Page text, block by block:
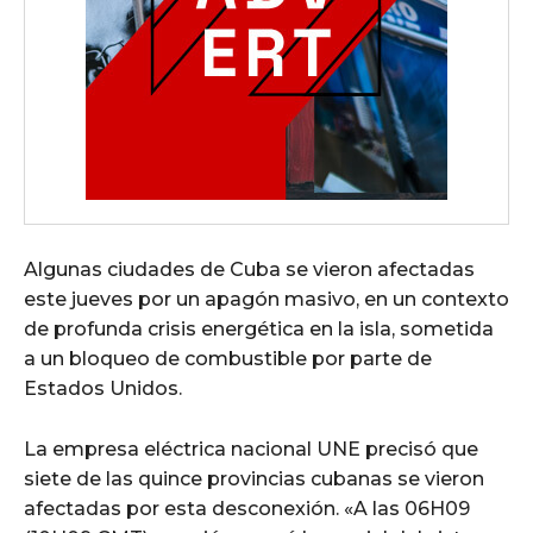
Algunas ciudades de Cuba se vieron afectadas
este jueves por un apagón masivo, en un contexto
de profunda crisis energética en la isla, sometida
a un bloqueo de combustible por parte de
Estados Unidos.
La empresa eléctrica nacional UNE precisó que
siete de las quince provincias cubanas se vieron
afectadas por esta desconexión. «A las 06H09